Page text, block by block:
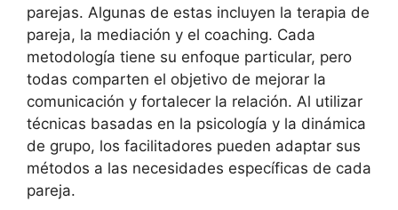
parejas. Algunas de estas incluyen la terapia de
pareja, la mediación y el coaching. Cada
metodología tiene su enfoque particular, pero
todas comparten el objetivo de mejorar la
comunicación y fortalecer la relación. Al utilizar
técnicas basadas en la psicología y la dinámica
de grupo, los facilitadores pueden adaptar sus
métodos a las necesidades específicas de cada
pareja.